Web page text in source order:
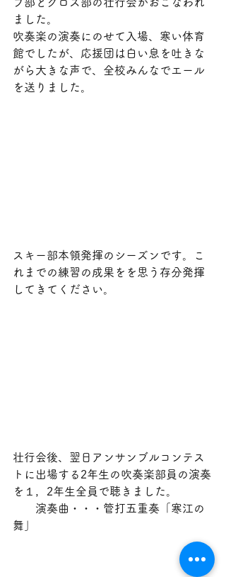
ました。
吹奏楽の演奏にのせて入場、寒い体育
館でしたが、応援団は白い息を吐きな
がら大きな声で、全校みんなでエール
を送りました。
スキー部本領発揮のシーズンです。こ
れまでの練習の成果をを思う存分発揮
してきてください。
壮行会後、翌日アンサンブルコンテス
トに出場する2年生の吹奏楽部員の演奏
を１，2年生全員で聴きました。
演奏曲・・・管打五重奏「寒江の
舞」